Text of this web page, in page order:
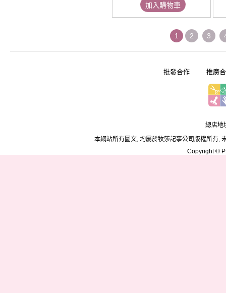
加入購物車
1 2 3
批發合作 推廣
總店地
本網站所有圖文, 均屬於牧莎記事公司版權所有,
Copyright ©